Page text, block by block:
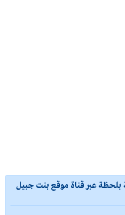
بلحظة عبر قناة موقع بنت جبيل